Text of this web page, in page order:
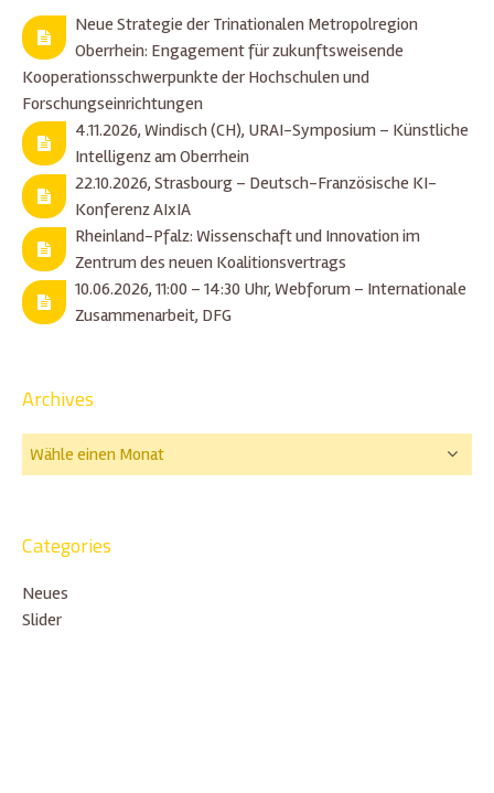
Neue Strategie der Trinationalen Metropolregion
Oberrhein: Engagement für zukunftsweisende
Kooperationsschwerpunkte der Hochschulen und
Forschungseinrichtungen
4.11.2026, Windisch (CH), URAI-Symposium – Künstliche
Intelligenz am Oberrhein
22.10.2026, Strasbourg – Deutsch-Französische KI-
Konferenz AIxIA
Rheinland-Pfalz: Wissenschaft und Innovation im
Zentrum des neuen Koalitionsvertrags
10.06.2026, 11:00 – 14:30 Uhr, Webforum – Internationale
Zusammenarbeit, DFG
Archives
Categories
Neues
Slider